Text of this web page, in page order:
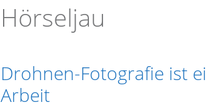
Hörseljau
Drohnen-Fotografie ist
Arbeit